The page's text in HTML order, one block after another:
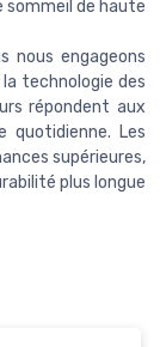
de haute
nous engageons
technologie des
répondent aux
quotidienne. Les
supérieures,
plus longue